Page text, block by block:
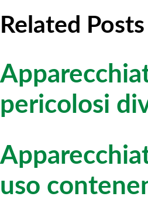
Related Posts
pericolosi
uso